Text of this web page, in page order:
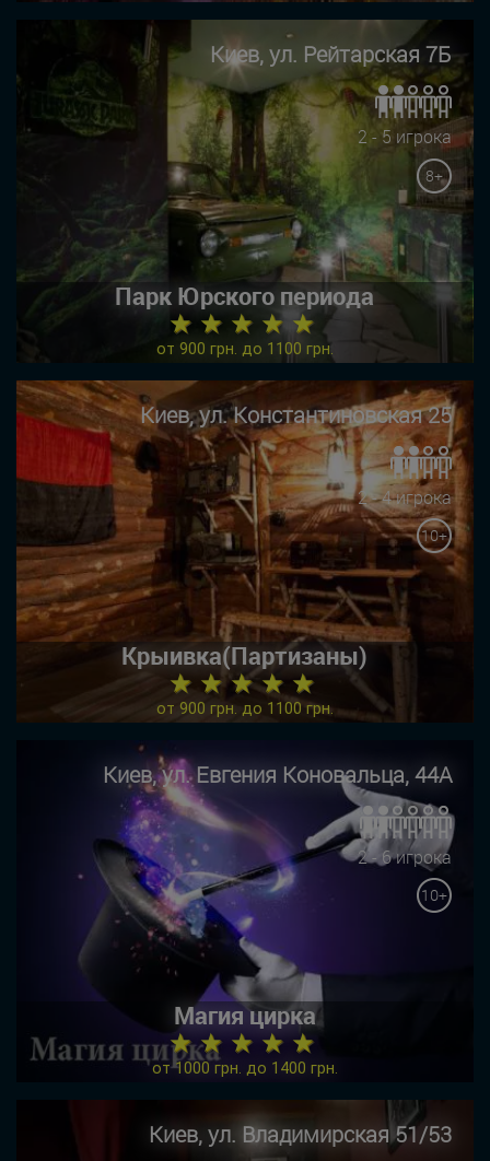
Киев, ул. Рейтарская 7Б
2 - 5 игрока
8+
Парк Юрского периода
★ ★ ★ ★ ★
от 900 грн. до 1100 грн.
Киев, ул. Константиновская 25
2 - 4 игрока
10+
Крыивка(Партизаны)
★ ★ ★ ★ ★
от 900 грн. до 1100 грн.
Киев, ул. Евгения Коновальца, 44А
2 - 6 игрока
10+
Магия цирка
★ ★ ★ ★ ★
от 1000 грн. до 1400 грн.
Киев, ул. Владимирская 51/53